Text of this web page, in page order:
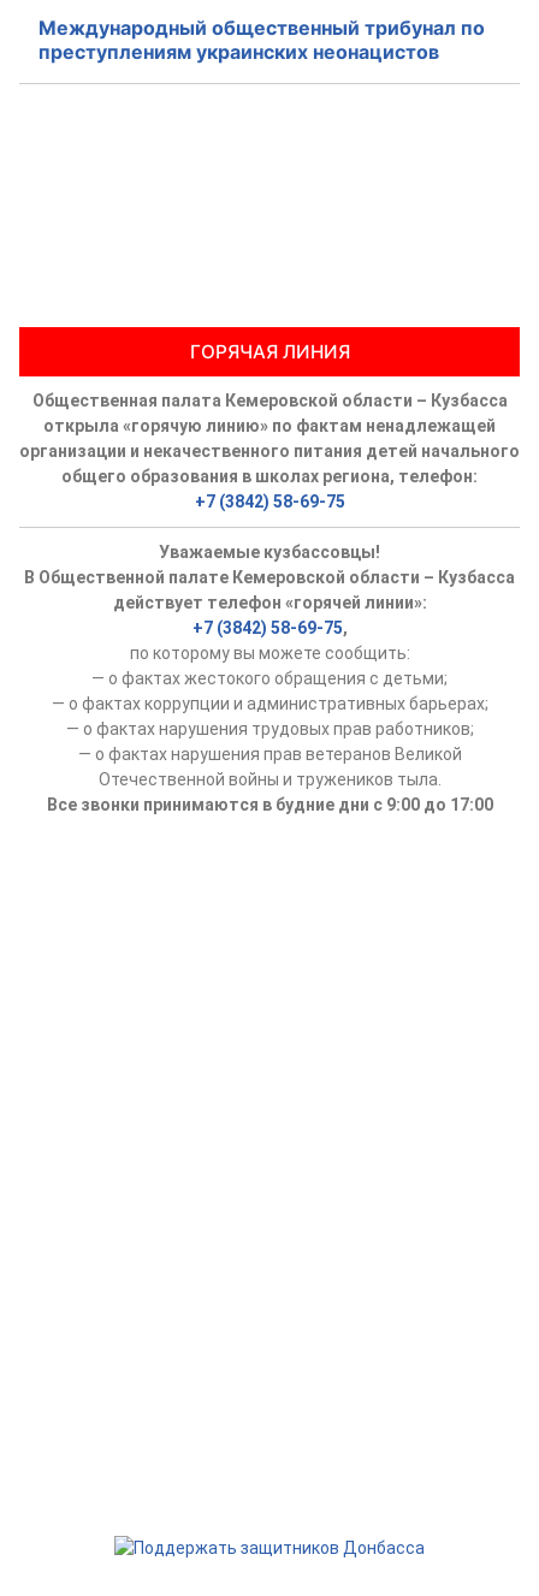
Международный общественный трибунал по
преступлениям украинских неонацистов
ГОРЯЧАЯ ЛИНИЯ
Общественная палата Кемеровской области – Кузбасса
открыла «горячую линию» по фактам ненадлежащей
организации и некачественного питания детей начального
общего образования в школах региона, телефон:
+7 (3842) 58-69-75
Уважаемые кузбассовцы!
В Общественной палате Кемеровской области – Кузбасса
действует телефон «горячей линии»:
+7 (3842) 58-69-75,
по которому вы можете сообщить:
— о фактах жестокого обращения с детьми;
— о фактах коррупции и административных барьерах;
— о фактах нарушения трудовых прав работников;
— о фактах нарушения прав ветеранов Великой
Отечественной войны и тружеников тыла.
Все звонки принимаются в будние дни с 9:00 до 17:00